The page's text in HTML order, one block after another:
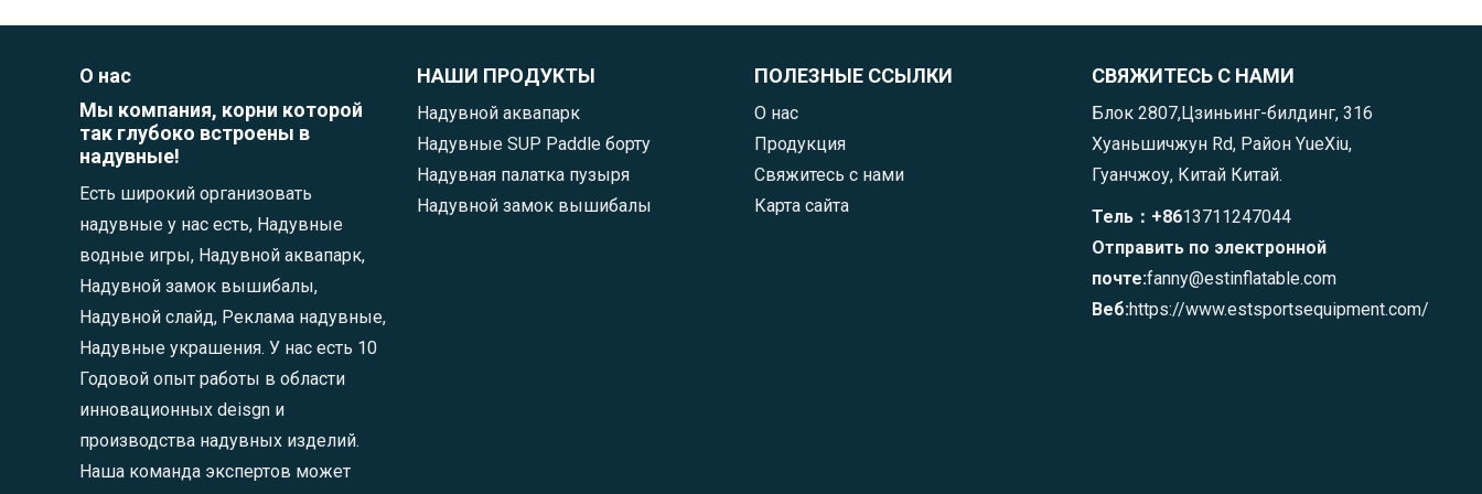
О нас
Мы компания, корни которой
так глубоко встроены в
надувные!
Есть широкий организовать
надувные у нас есть, Надувные
водные игры, Надувной аквапарк,
Надувной замок вышибалы,
Надувной слайд, Реклама надувные,
Надувные украшения. У нас есть 10
Годовой опыт работы в области
инновационных deisgn и
производства надувных изделий.
Наша команда экспертов может
НАШИ ПРОДУКТЫ
Надувной аквапарк
Надувные SUP Paddle борту
Надувная палатка пузыря
Надувной замок вышибалы
ПОЛЕЗНЫЕ ССЫЛКИ
О нас
Продукция
Свяжитесь с нами
Карта сайта
СВЯЖИТЕСЬ С НАМИ
Блок 2807,Цзиньинг-билдинг, 316
Хуаньшичжун Rd, Район YueXiu,
Гуанчжоу, Китай Китай.
Тель：+8613711247044
Отправить по электронной
почте:fanny@estinflatable.com
Веб:https://www.estsportsequipment.com/